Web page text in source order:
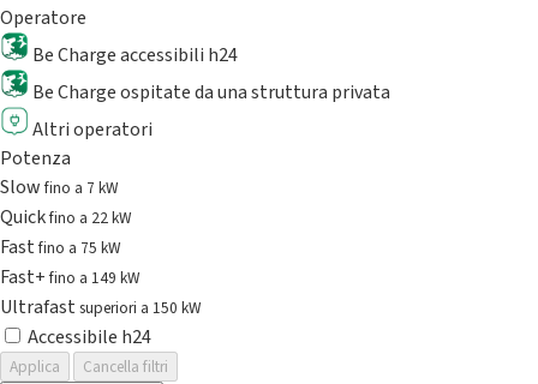
Operatore
Be Charge accessibili h24
Be Charge ospitate da una struttura privata
Altri operatori
Potenza
Slowfino a 7 kW
Quickfino a 22 kW
Fastfino a 75 kW
Fast+fino a 149 kW
Ultrafast superiori a 150 kW
Accessibile h24
Applica
Cancella filtri